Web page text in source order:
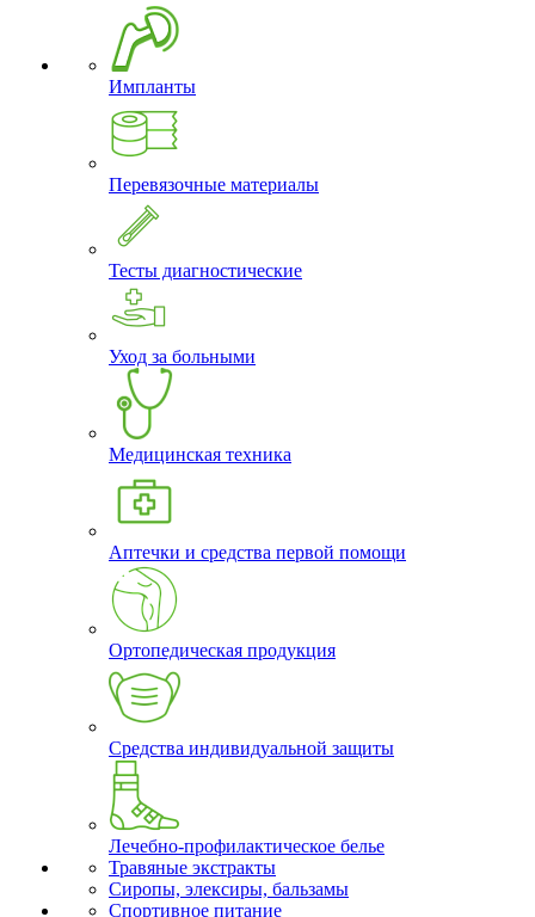
Импланты
Перевязочные материалы
Тесты диагностические
Уход за больными
Медицинская техника
Аптечки и средства первой помощи
Ортопедическая продукция
Средства индивидуальной защиты
Лечебно-профилактическое белье
Травяные экстракты
Сиропы, элексиры, бальзамы
Спортивное питание